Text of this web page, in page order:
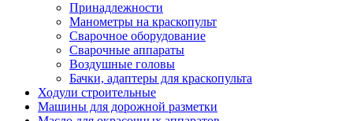
Принадлежности
Манометры на краскопульт
Сварочное оборудование
Сварочные аппараты
Воздушные головы
Бачки, адаптеры для краскопульта
Ходули строительные
Машины для дорожной разметки